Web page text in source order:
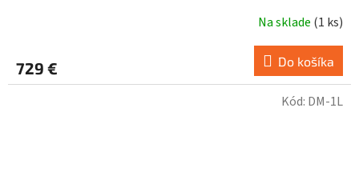
Na sklade (1 ks)
729 € Do košíka
Kód: DM-1L